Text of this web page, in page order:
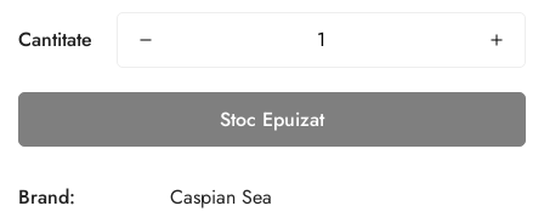
Cantitate
Stoc Epuizat
Brand:
Caspian Sea